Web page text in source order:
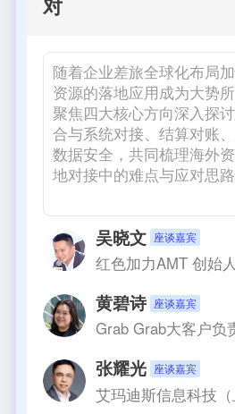
对
随着企业差旅全球化布局
资源的落地应用成为大势
聚焦四大核心方向深入探
合与系统对接、结算对账
数据安全，共同梳理海外
地对接中的难点与应对思路
吴晓文 座谈嘉宾
红色加力AMT 创始
黄碧诗 座谈嘉宾
Grab Grab大客户负
张耀光 座谈嘉宾